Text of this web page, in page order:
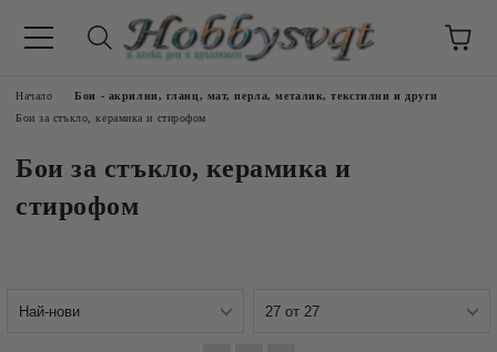
Начало
Бои - акрилни, гланц, мат, перла, металик, текстилни и други
Бои за стъкло, керамика и стирофом
Бои за стъкло, керамика и
стирофом